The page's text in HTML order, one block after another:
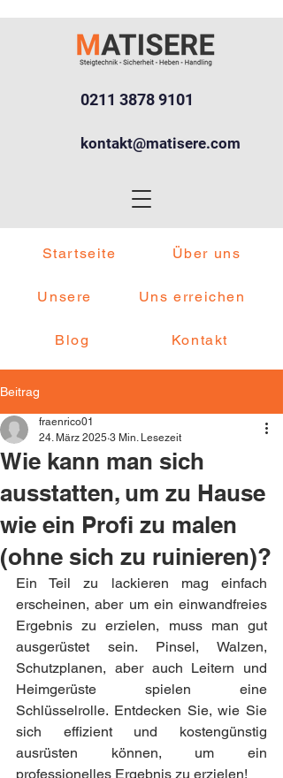
0211 3878 9101
kontakt@matisere.com
Startseite Über uns
Unsere Uns erreichen
Blog Kontakt
Beitrag
Wie kann man sich
ausstatten, um zu Hause
wie ein Profi zu malen
(ohne sich zu ruinieren)?
fraenrico01
24. März 2025 3 Min. Lesezeit
Ein Teil zu lackieren mag einfach
erscheinen, aber um ein einwandfreies
Ergebnis zu erzielen, muss man gut
ausgerüstet sein. Pinsel, Walzen,
Schutzplanen, aber auch Leitern und
Heimgerüste spielen eine
Schlüsselrolle. Entdecken Sie, wie Sie
sich effizient und kostengünstig
ausrüsten können, um ein
professionelles Ergebnis zu erzielen!